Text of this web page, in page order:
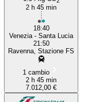
2 h 45 min
18:40
Venezia - Santa Lucia
21:50
Ravenna, Stazione FS
1 cambio
2 h 45 min
7.012,00 €